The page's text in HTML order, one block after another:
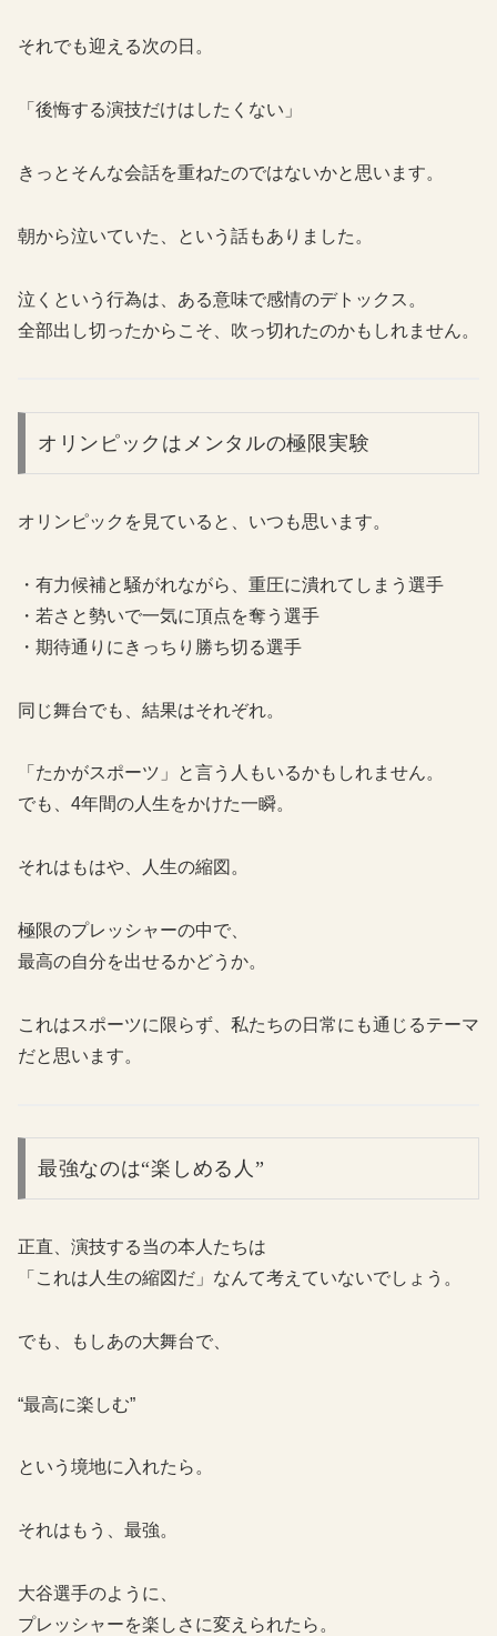
それでも迎える次の日。
「後悔する演技だけはしたくない」
きっとそんな会話を重ねたのではないかと思います。
朝から泣いていた、という話もありました。
泣くという行為は、ある意味で感情のデトックス。
全部出し切ったからこそ、吹っ切れたのかもしれません。
オリンピックはメンタルの極限実験
オリンピックを見ていると、いつも思います。
・有力候補と騒がれながら、重圧に潰れてしまう選手
・若さと勢いで一気に頂点を奪う選手
・期待通りにきっちり勝ち切る選手
同じ舞台でも、結果はそれぞれ。
「たかがスポーツ」と言う人もいるかもしれません。
でも、4年間の人生をかけた一瞬。
それはもはや、人生の縮図。
極限のプレッシャーの中で、
最高の自分を出せるかどうか。
これはスポーツに限らず、私たちの日常にも通じるテーマ
だと思います。
最強なのは“楽しめる人”
正直、演技する当の本人たちは
「これは人生の縮図だ」なんて考えていないでしょう。
でも、もしあの大舞台で、
“最高に楽しむ”
という境地に入れたら。
それはもう、最強。
大谷選手のように、
プレッシャーを楽しさに変えられたら。